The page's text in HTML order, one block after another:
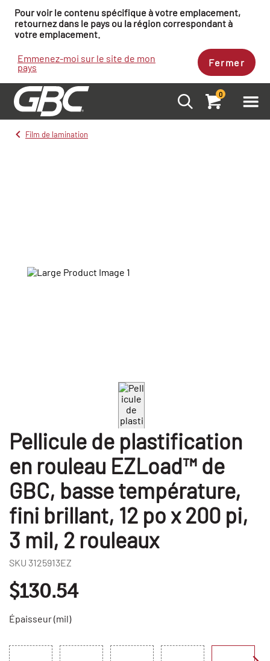
Pour voir le contenu spécifique à votre emplacement,
retournez dans le pays ou la région correspondant à
votre emplacement.
Emmenez-moi sur le site de mon
pays Fermer
0
Film de lamination
Pellicule de plastification
en rouleau EZLoad™ de
GBC, basse température,
fini brillant, 12 po x 200 pi,
3 mil, 2 rouleaux
SKU 3125913EZ
$130.54
Épaisseur (mil)